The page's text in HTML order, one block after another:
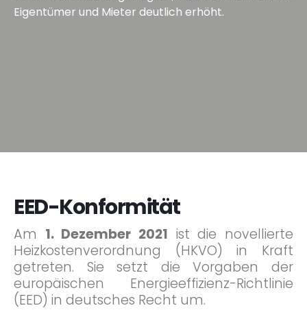
Eigentümer und Mieter deutlich erhöht.
EED-Konformität
Am 1. Dezember 2021 ist die novellierte
Heizkosten­­verordnung (HKVO) in Kraft
getreten. Sie setzt die Vorgaben der
europäischen Energieeffizienz-Richtlinie
(EED) in deutsches Recht um.